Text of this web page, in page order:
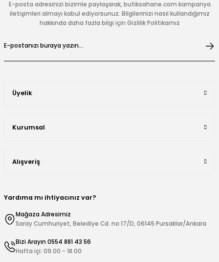
E-posta adresinizi bizimle paylaşarak, butiksahane.com kampanya
iletişimleri almayı kabul ediyorsunuz. Bilgilerinizi nasıl kullandığımız
hakkında daha fazla bilgi için Gizlilik Politikamız
Üyelik
Kurumsal
Alışveriş
Yardıma mı ihtiyacınız var?
Mağaza Adresimiz
Saray Cumhuriyet, Belediye Cd. no:17/D, 06145 Pursaklar/Ankara
Bizi Arayın 0554 881 43 56
Hafta içi: 09.00 - 18.00